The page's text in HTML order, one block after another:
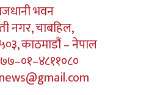
भवन
नगर, चाबहिल,
काठमाडौं – नेपाल